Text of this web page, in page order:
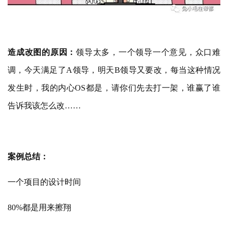
室
城
与
筑
教
造成改图的原因： 领导太多，一个领导一个意见，众口难
调，今天满足了A领导，明天B领导又要改，每当这种情况
发生时，我的内心OS都是，请你们先去打一架，谁赢了谁
告诉我该怎么改……
案例总结：
一个项目的设计时间
80%都是用来擦翔